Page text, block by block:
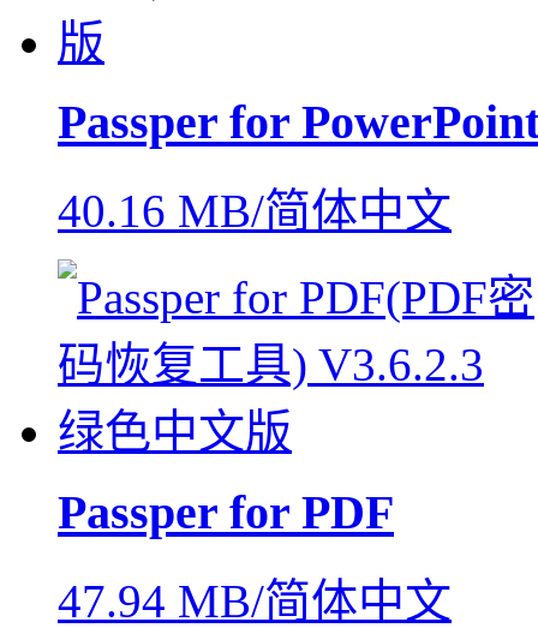
Passper for
40.16 MB/简体中文
Passper for PDF
47.94 MB/简体中文